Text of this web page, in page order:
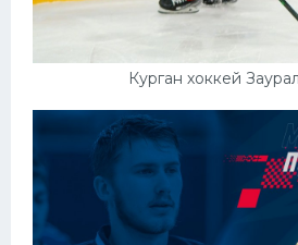
Курган хоккей